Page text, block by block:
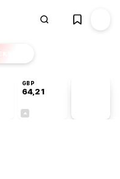
GBP
64,21